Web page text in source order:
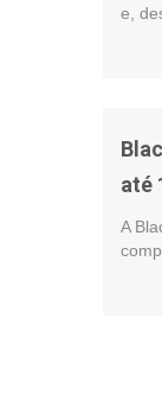
e,
até
A